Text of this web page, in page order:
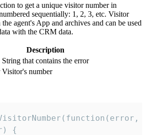
to get a unique visitor number in
sequentially: 1, 2, 3, etc. Visitor
agent's App and archives and can be used
with the CRM data.
Description
String that contains the error
Visitor's number
{